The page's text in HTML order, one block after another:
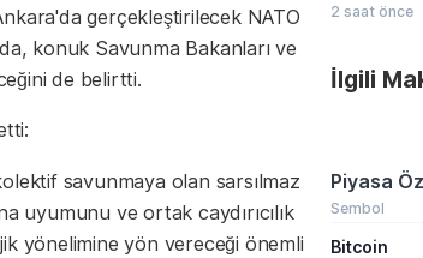
gerçekleştirilecek NATO
konuk Savunma Bakanları ve
de belirtti.
savunmaya olan sarsılmaz
uyumunu ve ortak caydırıcılık
yönelimine yön vereceği önemli
yapmayı
Başkanı,
saldırıları
2 saat önce
İlgili
Piyasa
Sembol
Bitcoin